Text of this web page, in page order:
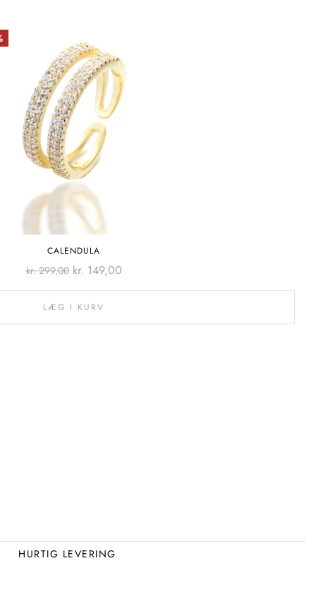
CALENDULA
kr.299,00 kr. 149,00
LÆG I KURV
HURTIG LEVERING